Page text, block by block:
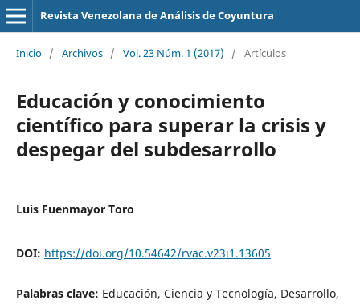
Revista Venezolana de Análisis de Coyuntura
Inicio / Archivos / Vol. 23 Núm. 1 (2017) / Artículos
Educación y conocimiento
científico para superar la crisis y
despegar del subdesarrollo
Luis Fuenmayor Toro
DOI: https://doi.org/10.54642/rvac.v23i1.13605
Palabras clave: Educación, Ciencia y Tecnología, Desarrollo,